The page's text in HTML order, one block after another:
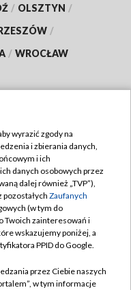
/ OLSZTYN /
/
/ WROCŁAW
wyrazić zgody na
i zbierania danych,
i ich
danych osobowych przez
dalej również „TVP”),
pozostałych Zaufanych
(w tym do
Twoich zainteresowań i
wskazujemy poniżej, a
PPID do Google.
przez Ciebie naszych
w tym informacje